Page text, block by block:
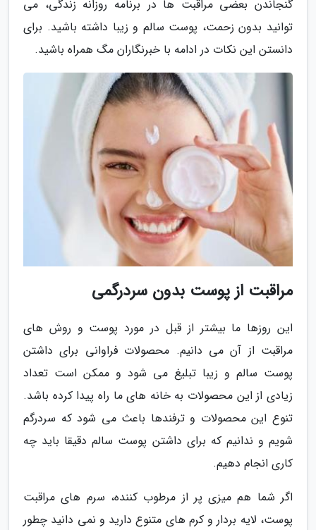
گنجاندن بعضی مراقبت ها در برنامه روزانه زندگی، می
توانید بدون زحمت، پوست سالم و زیبا داشته باشید. برای
دانستن این نکات در ادامه با خبرنگاران مگ همراه باشید.
مراقبت از پوست بدون سردرگمی
این روزها ما بیشتر از قبل در مورد پوست و روش های
مراقبت از آن می دانیم. محصولات فراوانی برای داشتن
پوست سالم و زیبا تبلیغ می شود و ممکن است تعداد
زیادی از این محصولات به خانه های ما راه پیدا کرده باشد.
تنوع این محصولات و ترفندها باعث می شود که سردرگم
شویم و ندانیم که برای داشتن پوست سالم دقیقا باید چه
کاری انجام دهیم.
اگر شما هم میزی پر از مرطوب کننده، سرم های مراقبت
پوست، لایه بردار و کرم های متنوع دارید و نمی دانید چطور